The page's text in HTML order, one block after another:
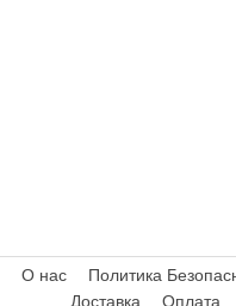
О нас Политика
Доставка
Оплата